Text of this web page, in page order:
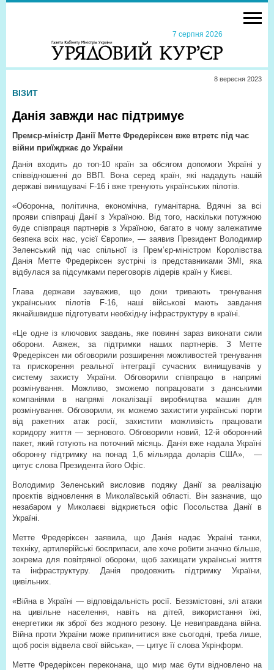
7 серпня 2026
8 вересня 2023
ВІЗИТ
Данія завжди нас підтримує
Премєр-міністр Данії Метте Фредеріксен вже втретє під час
війни приїжджає до України
Данія входить до топ-10 країн за обсягом допомоги Україні у
співвідношенні до ВВП. Вона серед країн, які нададуть нашій
державі винищувачі F-16 і вже тренують українських пілотів.
«Оборонна, політична, економічна, гуманітарна. Вдячні за всі
прояви співпраці Данії з Україною. Від того, наскільки потужною
буде співпраця партнерів з Україною, багато в чому залежатиме
безпека всіх нас, усієї Європи», — заявив Президент Володимир
Зеленський під час спільної із Прем’єр-міністром Королівства
Данія Метте Фредеріксен зустрічі із представниками ЗМІ, яка
відбулася за підсумками переговорів лідерів країн у Києві.
Глава держави зауважив, що доки тривають тренування
українських пілотів F-16, наші військові мають завдання
якнайшвидше підготувати необхідну інфраструктуру в країні.
«Це одне із ключових завдань, яке повинні зараз виконати сили
оборони. Авжеж, за підтримки наших партнерів. З Метте
Фредеріксен ми обговорили розширення можливостей тренування
та прискорення реальної інтеграції сучасних винищувачів у
систему захисту України. Обговорили співпрацю в напрямі
розмінування. Можливо, зможемо попрацювати з данськими
компаніями в напрямі локалізації виробництва машин для
розмінування. Обговорили, як можемо захистити українські порти
від ракетних атак росії, захистити можливість працювати
коридору життя — зернового. Обговорили новий, 12-й оборонний
пакет, який готують на поточний місяць. Данія вже надала Україні
оборонну підтримку на понад 1,6 мільярда доларів США»,
—
цитує слова Президента його Офіс.
Володимир Зеленський висловив подяку Данії за реалізацію
проєктів відновлення в Миколаївській області. Він зазначив, що
незабаром у Миколаєві відкриється офіс Посольства Данії в
Україні.
Метте Фредеріксен заявила, що Данія надає Україні танки,
техніку, артилерійські боєприпаси, але хоче робити значно більше,
зокрема для повітряної оборони, щоб захищати українські життя
та інфраструктуру. Данія продовжить підтримку України,
цивільних.
«Війна в Україні — відповідальність росії. Беззмістовні, злі атаки
на цивільне населення, навіть на дітей, використання їжі,
енергетики як зброї без жодного резону. Це невиправдана війна.
Війна проти України може припинитися вже сьогодні, треба лише,
щоб росія відвела свої війська», — цитує її слова Укрінформ.
Метте Фредеріксен переконана, що мир має бути відновлено на